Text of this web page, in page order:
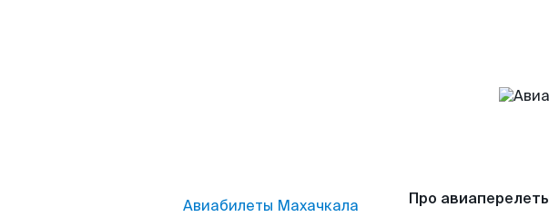
Авиабилеты Махачкала
Про